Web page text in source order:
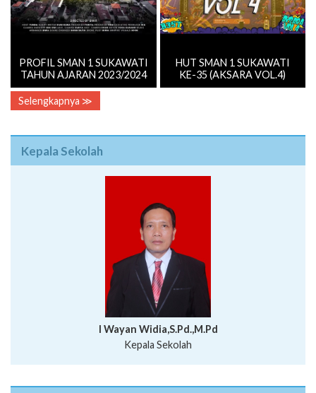
PROFIL SMAN 1 SUKAWATI
TAHUN AJARAN 2023/2024
HUT SMAN 1 SUKAWATI
KE-35 (AKSARA VOL.4)
Selengkapnya ≫
Kepala Sekolah
I Wayan Widia,S.Pd.,M.Pd
Kepala Sekolah